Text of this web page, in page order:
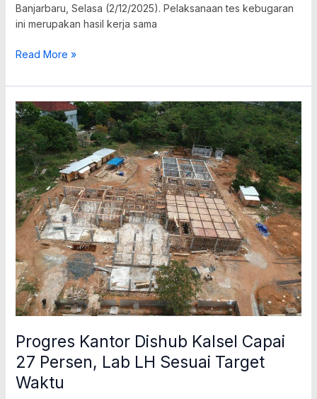
Banjarbaru, Selasa (2/12/2025). Pelaksanaan tes kebugaran
ini merupakan hasil kerja sama
Read More »
Progres Kantor Dishub Kalsel Capai
27 Persen, Lab LH Sesuai Target
Waktu
Progres
Kantor
Dishub
Kalsel
Capai
27
Persen,
Lab
LH
Sesuai
Target
Waktu